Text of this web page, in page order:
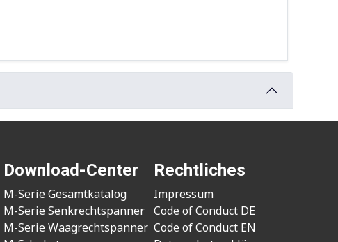
Download-Center
M-Serie Gesamtkatalog
M-Serie Senkrechtspanner
M-Serie Waagrechtspanner
Rechtliches
Impressum
Code of Conduct DE
Code of Conduct EN